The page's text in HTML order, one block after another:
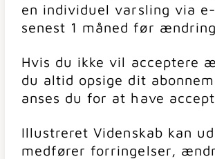
en individuel varsling via
senest 1 måned før
Hvis du ikke vil acceptere
du altid opsige dit
anses du for at have
Illustreret Videnskab kan
medfører forringelser,